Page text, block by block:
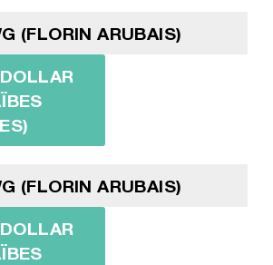
(FLORIN ARUBAIS)
(FLORIN ARUBAIS)